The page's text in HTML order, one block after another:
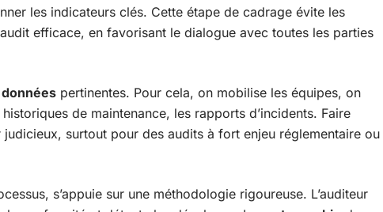
les indicateurs clés. Cette étape de cadrage évite les
efficace, en favorisant le dialogue avec toutes les parties
données pertinentes. Pour cela, on mobilise les équipes, on
de maintenance, les rapports d’incidents. Faire
judicieux, surtout pour des audits à fort enjeu réglementaire ou
s’appuie sur une méthodologie rigoureuse. L’auditeur